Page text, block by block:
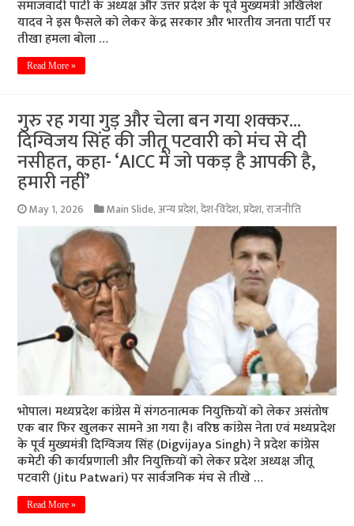
समाजवादी पार्टी के अध्यक्ष और उत्तर प्रदेश के पूर्व मुख्यमंत्री अखिलेश
यादव ने इस फैसले को लेकर केंद्र सरकार और भारतीय जनता पार्टी पर
तीखा हमला बोला …
Read More »
गुरु रह गया गुड़ और चेला बन गया शक्कर…
दिग्विजय सिंह की जीतू पटवारी को मंच से दी
नसीहत, कहा- ‘AICC में जो पकड़ है आपकी है,
हमारी नहीं’
May 1, 2026 Main Slide,अन्य प्रदेश,देश-विदेश,प्रदेश,राजनीति
भोपाल। मध्यप्रदेश कांग्रेस में संगठनात्मक नियुक्तियों को लेकर असंतोष
एक बार फिर खुलकर सामने आ गया है। वरिष्ठ कांग्रेस नेता एवं मध्यप्रदेश
के पूर्व मुख्यमंत्री दिग्विजय सिंह (Digvijaya Singh) ने प्रदेश कांग्रेस
कमेटी की कार्यप्रणाली और नियुक्तियों को लेकर प्रदेश अध्यक्ष जीतू
पटवारी (Jitu Patwari) पर सार्वजनिक मंच से तीखे …
Read More »